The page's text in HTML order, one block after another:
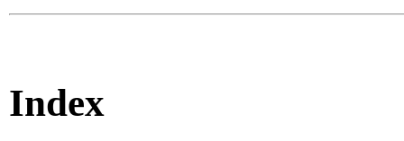
Index